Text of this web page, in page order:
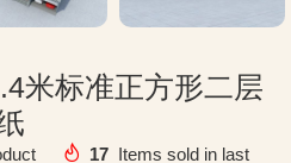
米标准正方形二层
17 Items sold in last